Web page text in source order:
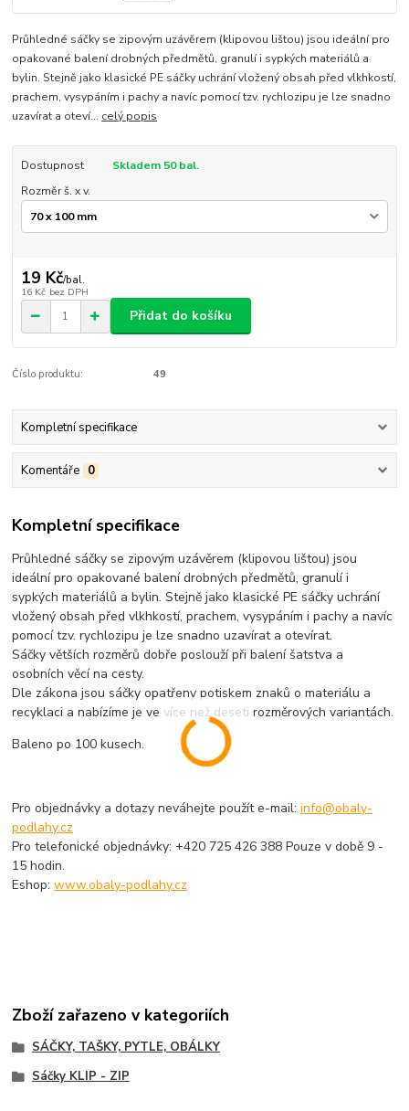
Průhledné sáčky se zipovým uzávěrem (klipovou lištou) jsou ideální pro
opakované balení drobných předmětů, granulí i sypkých materiálů a
bylin. Stejně jako klasické PE sáčky uchrání vložený obsah před vlkhkostí,
prachem, vysypáním i pachy a navíc pomocí tzv. rychlozipu je lze snadno
uzavírat a oteví... celý popis
Dostupnost
Skladem 50 bal.
Rozměr š. x v.
19 Kč/bal.
16 Kč bez DPH
Přidat do košíku
Číslo produktu: 49
Kompletní specifikace
Komentáře 0
Kompletní specifikace
Průhledné sáčky se zipovým uzávěrem (klipovou lištou) jsou
ideální pro opakované balení drobných předmětů, granulí i
sypkých materiálů a bylin. Stejně jako klasické PE sáčky uchrání
vložený obsah před vlkhkostí, prachem, vysypáním i pachy a navíc
pomocí tzv. rychlozipu je lze snadno uzavírat a otevírat.
Sáčky větších rozměrů dobře poslouží při balení šatstva a
osobních věcí na cesty.
Dle zákona jsou sáčky opatřeny potiskem znaků o materiálu a
recyklaci a nabízíme je ve více než deseti rozměrových variantách.
Baleno po 100 kusech.
Pro objednávky a dotazy neváhejte použít e-mail:info@obaly-
podlahy.cz
Pro telefonické objednávky: +420 725 426 388 Pouze v době 9 -
15 hodin.
Eshop:www.obaly-podlahy.cz
Zboží zařazeno v kategoriích
SÁČKY, TAŠKY, PYTLE, OBÁLKY
Sáčky KLIP - ZIP